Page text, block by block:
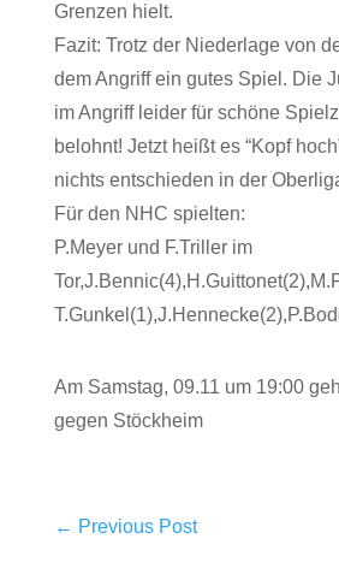
Grenzen hielt.
Fazit: Trotz der Niederlage von
dem Angriff ein gutes Spiel. Die
im Angriff leider für schöne
belohnt! Jetzt heißt es “Kopf
nichts entschieden in der
Für den NHC spielten:
P.Meyer und F.Triller im
Am Samstag, 09.11 um 19:00
gegen Stöckheim
← Previous Post